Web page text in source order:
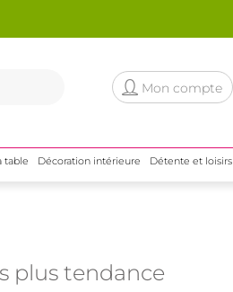
Mon compte
table Décoration intérieure Détente et loisirs
plus tendance